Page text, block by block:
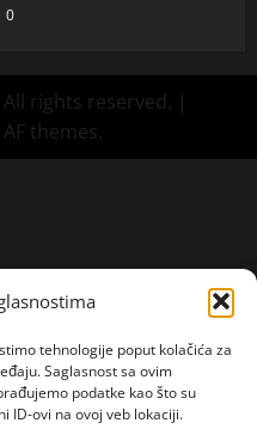
tehnologije poput kolačića za
Saglasnost sa ovim
podatke kao što su
ID-ovi na ovoj veb lokaciji.
0
rights reserved. |
AF themes.